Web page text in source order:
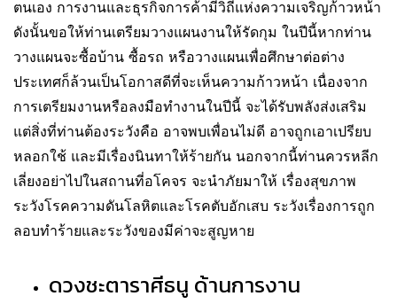
ตนเอง การงานและธุรกิจการค้ามีวิถีแห่งความเจริญก้าวหน้า
ดังนั้นขอให้ท่านเตรียมวางแผนงานให้รัดกุม ในปีนี้หากท่าน
วางแผนจะซื้อบ้าน ซื้อรถ หรือวางแผนเพื่อศึกษาต่อต่าง
ประเทศก็ล้วนเป็นโอกาสดีที่จะเห็นความก้าวหน้า เนื่องจาก
การเตรียมงานหรือลงมือทำงานในปีนี้ จะได้รับพลังส่งเสริม
แต่สิ่งที่ท่านต้องระวังคือ อาจพบเพื่อนไม่ดี อาจถูกเอาเปรียบ
หลอกใช้ และมีเรื่องนินทาให้ร้ายกัน นอกจากนี้ท่านควรหลีก
เลี่ยงอย่าไปในสถานที่อโคจร จะนำภัยมาให้ เรื่องสุขภาพ
ระวังโรคความดันโลหิตและโรคตับอักเสบ ระวังเรื่องการถูก
ลอบทำร้ายและระวังของมีค่าจะสูญหาย
ดวงชะตาราศีธนู ด้านการงาน